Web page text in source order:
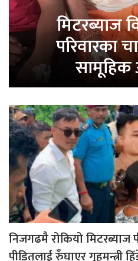
मिटरब्याज
परिवारका
निजगढमै रोकियो मिटरब्याज
पीडितलाई रुँघाएर गृहमन्त्री